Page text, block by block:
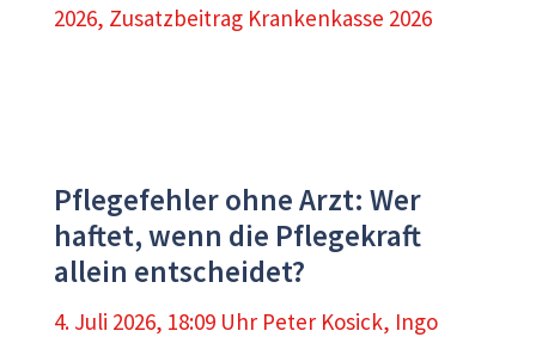
2026, Zusatzbeitrag Krankenkasse 2026
Pflegefehler ohne Arzt: Wer
haftet, wenn die Pflegekraft
allein entscheidet?
4. Juli 2026, 18:09 Uhr Peter Kosick, Ingo